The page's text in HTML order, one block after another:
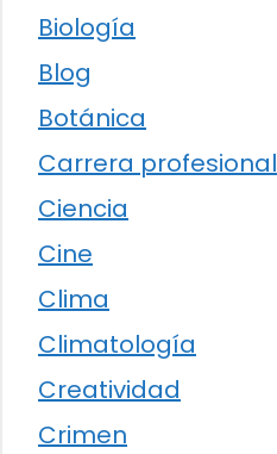
Biología
Blog
Botánica
Carrera profesional
Ciencia
Cine
Clima
Climatología
Creatividad
Crimen